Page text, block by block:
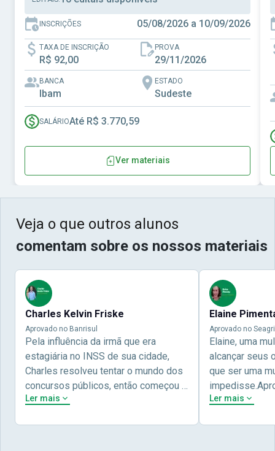
INSCRIÇÕES 05/08/2026 a 10/09/2026
TAXA DE INSCRIÇÃO
R$ 92,00
PROVA
29/11/2026
BANCA
Ibam
ESTADO
Sudeste
SALÁRIOAté R$ 3.770,59
Ver materiais
Veja o que outros alunos
comentam sobre os nossos materiais
Charles Kelvin Friske
Aprovado no Banrisul
Pela influência da irmã que era
estagiária no INSS de sua cidade,
Charles resolveu tentar o mundo dos
concursos públicos, então começou a
estudar com contéudo gratuito que a
Ler mais
Elaine
Aprovado no
Elaine, uma
alcançar seus
que ser uma
concursos
Ler mais